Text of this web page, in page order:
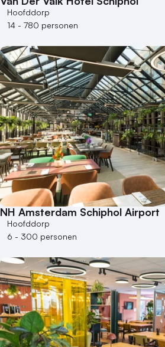
Theater
Varende locatie
Hoofddorp
14 - 780 personen
NH Amsterdam Schiphol Airport
Hoofddorp
6 - 300 personen